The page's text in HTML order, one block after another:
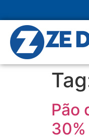
Pão
30%